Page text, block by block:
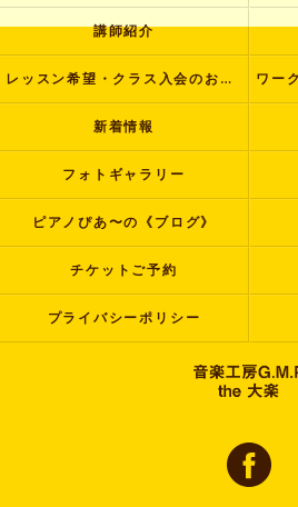
講師紹介
レッスン希望・クラス入会のお申し込み
新着情報
フォトギャラリー
ピアノぴあ〜の《ブログ》
チケットご予約
プライバシーポリシー